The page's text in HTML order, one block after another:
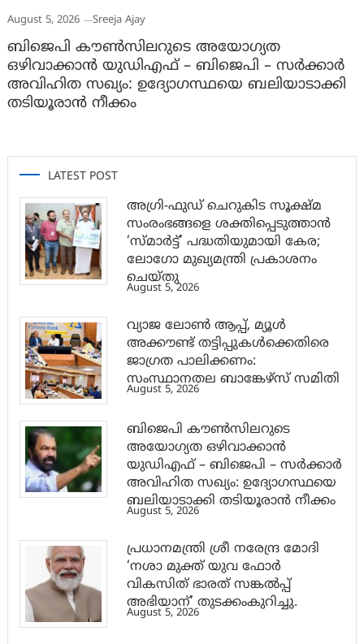
August 5, 2026 Sreeja Ajay
ബിജെപി കൗൺസിലറുടെ അയോഗ്യത
ഒഴിവാക്കാൻ യുഡിഎഫ് – ബിജെപി – സർക്കാർ
അവിഹിത സഖ്യം: ഉദ്യോഗസ്ഥയെ ബലിയാടാക്കി
തടിയൂരാൻ നീക്കം
LATEST POST
അഗ്രി-ഫുഡ് ചെറുകിട സൂക്ഷ്മ
സംരംഭങ്ങളെ ശക്തിപ്പെടുത്താന്‍
‘സ്മാര്‍ട്ട്’ പദ്ധതിയുമായി കേര;
ലോഗോ മുഖ്യമന്ത്രി പ്രകാശനം
ചെയ്തു
August 5, 2026
വ്യാജ ലോൺ ആപ്പ്, മ്യൂൾ
അക്കൗണ്ട് തട്ടിപ്പുകൾക്കെതിരെ
ജാ​ഗ്രത പാലിക്കണം:
സംസ്ഥാനതല ബാങ്കേഴ്സ് സമിതി
August 5, 2026
ബിജെപി കൗൺസിലറുടെ
അയോഗ്യത ഒഴിവാക്കാൻ
യുഡിഎഫ് – ബിജെപി – സർക്കാർ
അവിഹിത സഖ്യം: ഉദ്യോഗസ്ഥയെ
ബലിയാടാക്കി തടിയൂരാൻ നീക്കം
August 5, 2026
പ്രധാനമന്ത്രി ശ്രീ നരേന്ദ്ര മോദി
‘നശാ മുക്ത് യുവ ഫോർ
വികസിത് ഭാരത് സങ്കൽപ്പ്
അഭിയാന്’ തുടക്കംകുറിച്ചു.
August 5, 2026